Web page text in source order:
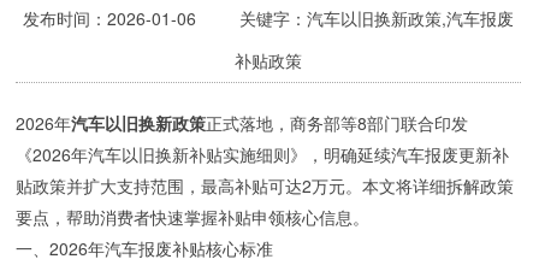
发布时间：2026-01-06 关键字：汽车以旧换新政策,汽车报废
补贴政策
2026年汽车以旧换新政策正式落地，商务部等8部门联合印发
《2026年汽车以旧换新补贴实施细则》，明确延续汽车报废更新补
贴政策并扩大支持范围，最高补贴可达2万元。本文将详细拆解政策
要点，帮助消费者快速掌握补贴申领核心信息。
一、2026年汽车报废补贴核心标准